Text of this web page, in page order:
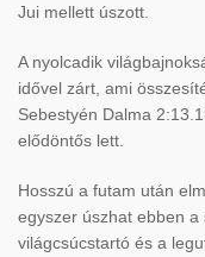
Jui mellett úszott.
A nyolcadik
idővel zárt, ami
Sebestyén Dalma
elődöntős lett.
Hosszú a futam után
egyszer úszhat ebben
világcsúcstartó és a